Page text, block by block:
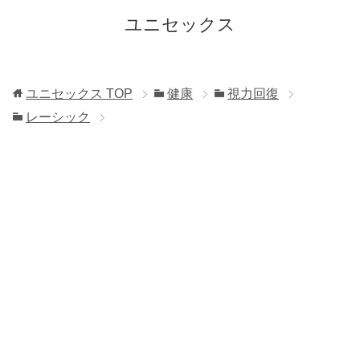
ユニセックス
ユニセックス TOP 健康
視力回復
レーシック